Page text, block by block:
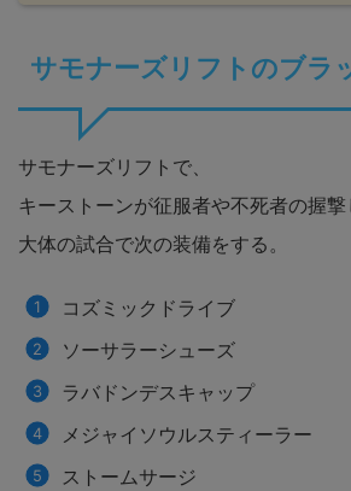
サモナーズリフトのブラ
サモナーズリフトで、
キーストーンが征服者や不死者の握撃
大体の試合で次の装備をする。
コズミックドライブ
ソーサラーシューズ
ラバドンデスキャップ
メジャイソウルスティーラー
ストームサージ